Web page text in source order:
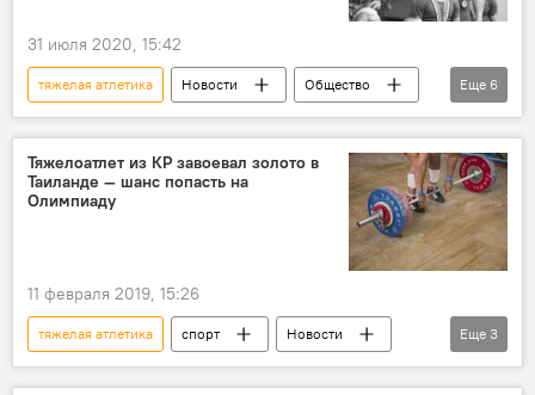
31 июля 2020, 15:42
тяжелая атлетика Новости
Общество
Олимпиада 1980
Кыргызстан
Россия
В мире
Каныбек Осмоналиев
Еще 6
Тяжелоатлет из КР завоевал золото в
Таиланде — шанс попасть на
Олимпиаду
11 февраля 2019, 15:26
тяжелая атлетика спорт
Новости
Кыргызстан
Иззат Артыков
Еще 3